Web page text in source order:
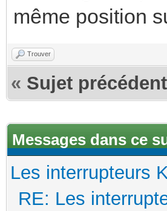
même position
Trouver
« Sujet précédent
Messages dans ce
Les interrupteurs
RE: Les